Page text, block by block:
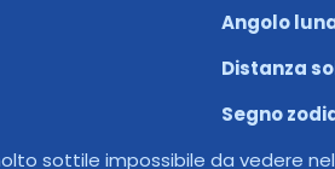
Angolo
Distanza
Segno
sottile impossibile da vedere